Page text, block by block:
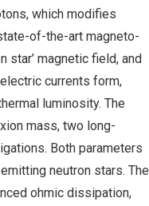
which modifies
of-the-art magneto-
star’ magnetic field, and
currents form,
luminosity. The
mass, two long-
Both parameters
neutron stars. The
ohmic dissipation,